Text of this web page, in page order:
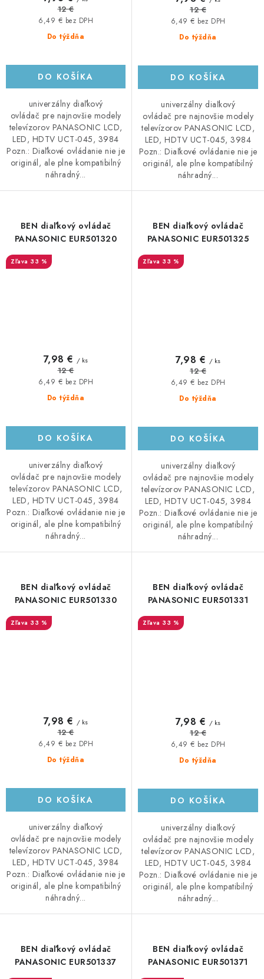
Do týždňa
6,49 € bez DPH
12 €
DO KOŠÍKA
univerzálny diaľkový
ovládač pre najnovšie modely
televízorov PANASONIC LCD,
LED, HDTV UCT-045, 3984
Pozn.: Diaľkové ovládanie nie je
originál, ale plne kompatibilný
náhradný...
Do týždňa
6,49 € bez DPH
12 €
DO KOŠÍKA
univerzálny diaľkový
ovládač pre najnovšie modely
televízorov PANASONIC LCD,
LED, HDTV UCT-045, 3984
Pozn.: Diaľkové ovládanie nie je
originál, ale plne kompatibilný
náhradný...
BEN diaľkový ovládač
PANASONIC EUR501320
33 %
Do týždňa
6,49 € bez DPH
7,98 € / ks
12 €
DO KOŠÍKA
univerzálny diaľkový
ovládač pre najnovšie modely
televízorov PANASONIC LCD,
LED, HDTV UCT-045, 3984
Pozn.: Diaľkové ovládanie nie je
originál, ale plne kompatibilný
náhradný...
BEN diaľkový ovládač
PANASONIC EUR501325
33 %
Do týždňa
6,49 € bez DPH
7,98 € / ks
12 €
DO KOŠÍKA
univerzálny diaľkový
ovládač pre najnovšie modely
televízorov PANASONIC LCD,
LED, HDTV UCT-045, 3984
Pozn.: Diaľkové ovládanie nie je
originál, ale plne kompatibilný
náhradný...
BEN diaľkový ovládač
PANASONIC EUR501330
33 %
Do týždňa
6,49 € bez DPH
7,98 € / ks
12 €
DO KOŠÍKA
univerzálny diaľkový
ovládač pre najnovšie modely
televízorov PANASONIC LCD,
LED, HDTV UCT-045, 3984
Pozn.: Diaľkové ovládanie nie je
originál, ale plne kompatibilný
náhradný...
BEN diaľkový ovládač
PANASONIC EUR501331
33 %
Do týždňa
6,49 € bez DPH
7,98 € / ks
12 €
DO KOŠÍKA
univerzálny diaľkový
ovládač pre najnovšie modely
televízorov PANASONIC LCD,
LED, HDTV UCT-045, 3984
Pozn.: Diaľkové ovládanie nie je
originál, ale plne kompatibilný
náhradný...
BEN diaľkový ovládač
PANASONIC EUR501337
BEN diaľkový ovládač
PANASONIC EUR501371